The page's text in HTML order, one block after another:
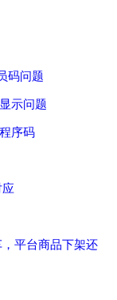
码问题
示问题
序码
平台商品下架还